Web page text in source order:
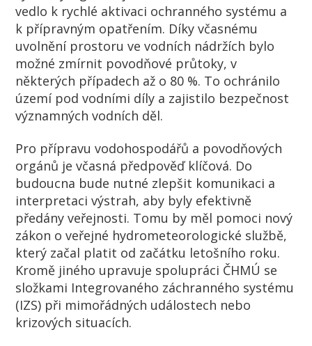
vedlo k rychlé aktivaci ochranného systému a
k přípravným opatřením. Díky včasnému
uvolnění prostoru ve vodních nádržích bylo
možné zmírnit povodňové průtoky, v
některých případech až o 80 %. To ochránilo
území pod vodními díly a zajistilo bezpečnost
významných vodních děl.
Pro přípravu vodohospodářů a povodňových
orgánů je včasná předpověď klíčová. Do
budoucna bude nutné zlepšit komunikaci a
interpretaci výstrah, aby byly efektivně
předány veřejnosti. Tomu by měl pomoci nový
zákon o veřejné hydrometeorologické službě,
který začal platit od začátku letošního roku.
Kromě jiného upravuje spolupráci ČHMÚ se
složkami Integrovaného záchranného systému
(IZS) při mimořádných událostech nebo
krizových situacích.